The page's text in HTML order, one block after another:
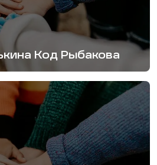
Код Рыбакова